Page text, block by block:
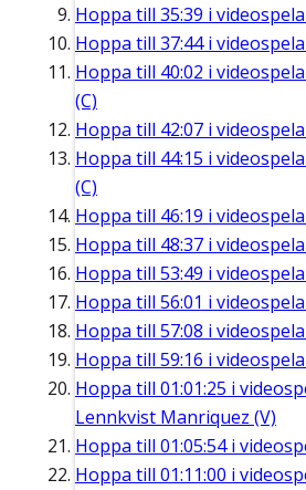
Hoppa till 35:39 i
Hoppa till 37:44i
Hoppa till 40:02 i
(C)
Hoppa till 42:07 i
Hoppa till 44:15 i
(C)
Hoppa till 46:19 i
Hoppa till 48:37 i
Hoppa till 53:49 i
Hoppa till 56:01 i
Hoppa till 57:08 i
Hoppa till 59:16 i
Hoppa till 01:01:25 i
Lennkvist Manriquez (V)
Hoppa till 01:05:54i
Hoppa till 01:11:00 i